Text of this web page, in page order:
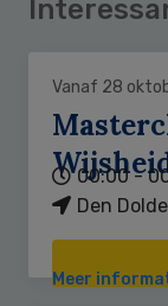
Vanaf 28
00:00 -
Den
Meer